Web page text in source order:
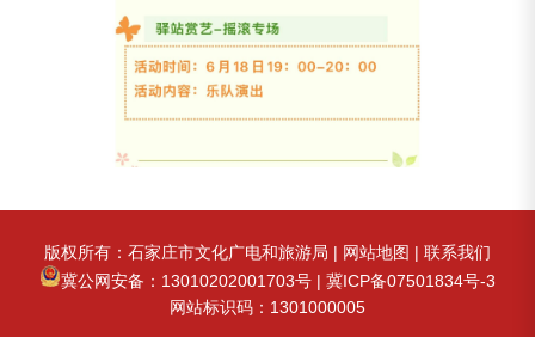
版权所有：石家庄市文化广电和旅游局 | 网站地图 | 联系我们
冀公网安备：13010202001703号| 冀ICP备07501834号-3
网站标识码：1301000005